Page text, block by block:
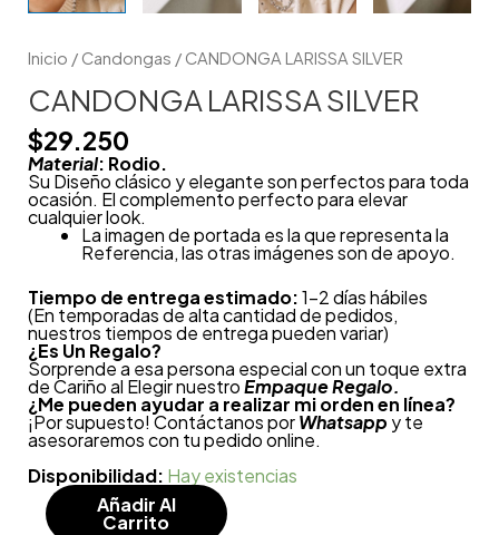
Inicio / Candongas / CANDONGA LARISSA SILVER
CANDONGA LARISSA SILVER
$29.250
Material: Rodio.
Su Diseño clásico y elegante son perfectos para toda
ocasión. El complemento perfecto para elevar
cualquier look.
La imagen de portada es la que representa la
Referencia, las otras imágenes son de apoyo.
Tiempo de entrega estimado:1-2 días hábiles
(En temporadas de alta cantidad de pedidos,
nuestros tiempos de entrega pueden variar)
¿Es Un Regalo?
Sorprende a esa persona especial con un toque extra
de Cariño al Elegir nuestroEmpaque Regalo.
¿Me pueden ayudar a realizar mi orden en línea?
¡Por supuesto! Contáctanos porWhatsapp y te
asesoraremos con tu pedido online.
Disponibilidad: Hay existencias
Añadir Al
Carrito